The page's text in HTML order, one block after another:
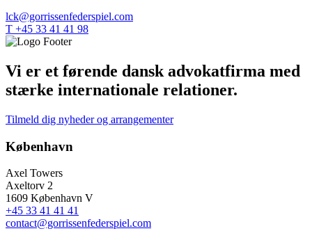
lck@gorrissenfederspiel.com
T +45 33 41 41 98
Vi er et førende dansk advokatfirma med
stærke internationale relationer.
Tilmeld dig nyheder og arrangementer
København
Axel Towers
Axeltorv 2
1609 København V
+45 33 41 41 41
contact@gorrissenfederspiel.com